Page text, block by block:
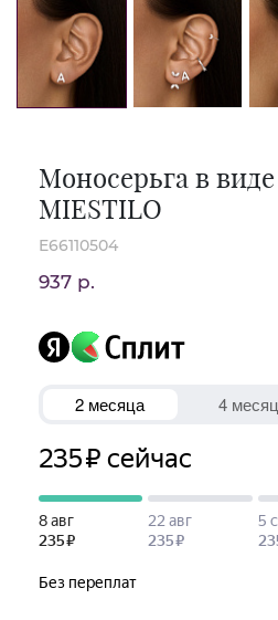
Моносерьга в
MIESTILO
E66110504
937 р.